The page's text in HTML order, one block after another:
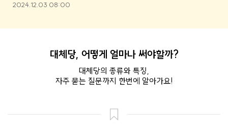
2024.12.03 08:00
대체당, 어떻게 얼마나 써야할까?
대체당의 종류와 특징,
자주 묻는 질문까지 한번에 알아가요!